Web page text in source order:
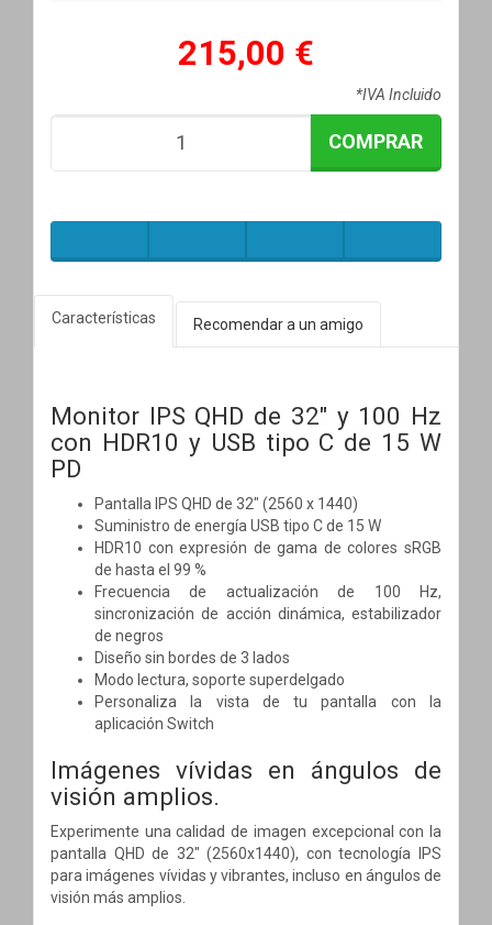
215,00 €
*IVA Incluido
COMPRAR
Características Recomendar a un amigo
Monitor IPS QHD de 32" y 100 Hz
con HDR10 y USB tipo C de 15 W
PD
Pantalla IPS QHD de 32" (2560 x 1440)
Suministro de energía USB tipo C de 15 W
HDR10 con expresión de gama de colores sRGB
de hasta el 99 %
Frecuencia de actualización de 100 Hz,
sincronización de acción dinámica, estabilizador
de negros
Diseño sin bordes de 3 lados
Modo lectura, soporte superdelgado
Personaliza la vista de tu pantalla con la
aplicación Switch
Imágenes vívidas en ángulos de
visión amplios.
Experimente una calidad de imagen excepcional con la
pantalla QHD de 32" (2560x1440), con tecnología IPS
para imágenes vívidas y vibrantes, incluso en ángulos de
visión más amplios.